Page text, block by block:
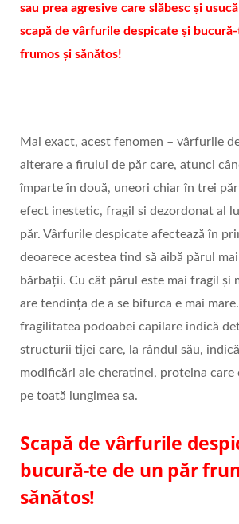
sau prea agresive care slăbesc și
scapă de vârfurile despicate și
frumos și sănătos!
Mai exact, acest fenomen – vârfurile
alterare a firului de păr care, atunci
împarte în două, uneori chiar în trei
efect inestetic, fragil si dezordonat al
păr. Vârfurile despicate afectează în
deoarece acestea tind să aibă părul
bărbații. Cu cât părul este mai fragil și
are tendința de a se bifurca e mai
fragilitatea podoabei capilare indică
structurii tijei care, la rândul său,
modificări ale cheratinei, proteina
pe toată lungimea sa.
Scapă de vârfurile
bucură-te de un păr
sănătos!